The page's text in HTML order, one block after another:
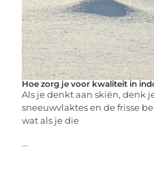
Hoe zorg je voor kwaliteit in
Als je denkt aan skiën, denk
sneeuwvlaktes en de frisse
wat als je die
...